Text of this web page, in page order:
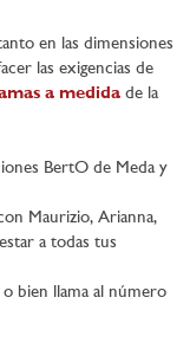
en las dimensiones
las exigencias de
a medida de la
BertO de Meda y
Maurizio, Arianna,
a todas tus
o bien llama al número